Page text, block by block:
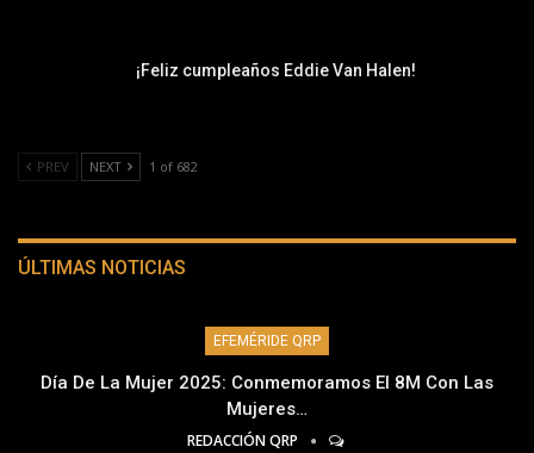
¡Feliz cumpleaños Eddie Van Halen!
PREV NEXT 1 of 682
ÚLTIMAS NOTICIAS
EFEMÉRIDE QRP
Día De La Mujer 2025: Conmemoramos El 8M Con Las
Mujeres…
REDACCIÓN QRP